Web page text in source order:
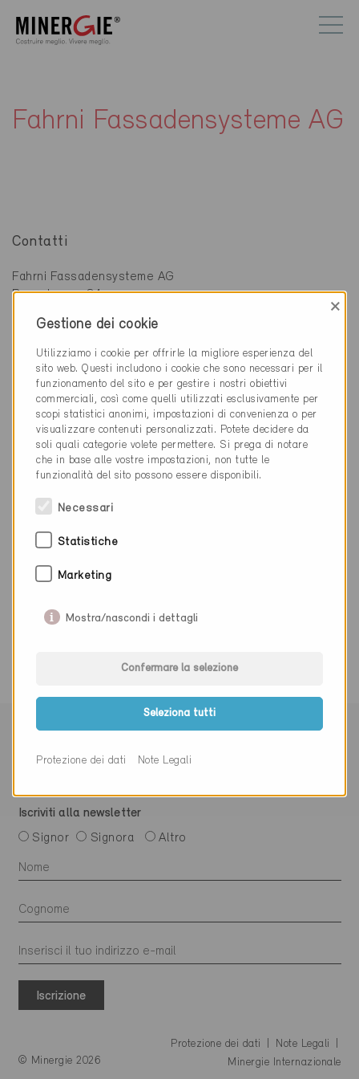
Fahrni Fassadensysteme AG
Contatti
Fahrni Fassadensysteme AG
Bernstrasse 84
032 387 25 25
info@fahrni.com
www.fahrni.com
Realizzazione
Finestre, porte, protezioni solari
0 Edifici Minergie (0 Certificati)
Iscriviti alla newsletter
Signor
Signora Altro
Iscrizione
© Minergie 2026
Protezione dei dati
Note Legali
Minergie Internazionale
Gestione dei cookie
×
Utilizziamo i cookie per offrirle la migliore esperienza del
sito web. Questi includono i cookie che sono necessari per il
funzionamento del sito e per gestire i nostri obiettivi
commerciali, così come quelli utilizzati esclusivamente per
scopi statistici anonimi, impostazioni di convenienza o per
visualizzare contenuti personalizzati. Potete decidere da
soli quali categorie volete permettere. Si prega di notare
che in base alle vostre impostazioni, non tutte le
funzionalità del sito possono essere disponibili.
Necessari
Statistiche
Marketing
Mostra/nascondi i dettagli
Confermare la selezione
Seleziona tutti
Protezione dei dati Note Legali